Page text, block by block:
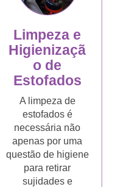
Limpeza e
Higienizaçã
o de
Estofados
A limpeza de
estofados é
necessária não
apenas por uma
questão de higiene
para retirar
sujidades e